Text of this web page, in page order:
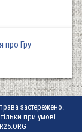
про Гру
застережено.
при умові